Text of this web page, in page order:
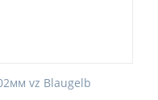
vz Blaugelb